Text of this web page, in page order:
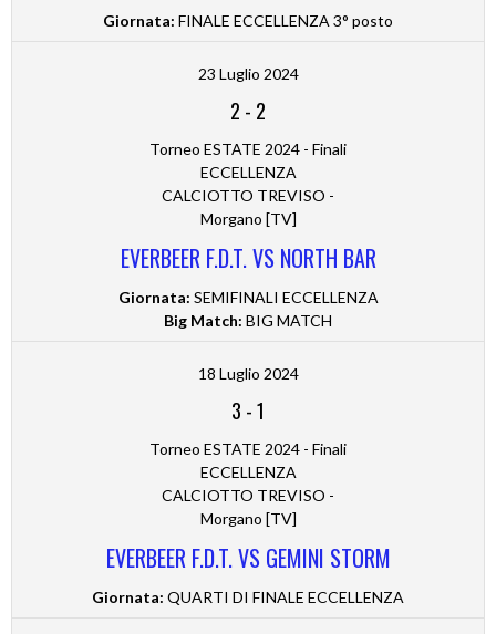
Giornata: FINALE ECCELLENZA 3° posto
23 Luglio 2024
2 - 2
Torneo ESTATE 2024 - Finali
ECCELLENZA
CALCIOTTO TREVISO -
Morgano [TV]
EVERBEER F.D.T. VS NORTH BAR
Giornata: SEMIFINALI ECCELLENZA
Big Match: BIG MATCH
18 Luglio 2024
3 -1
Torneo ESTATE 2024 - Finali
ECCELLENZA
CALCIOTTO TREVISO -
Morgano [TV]
EVERBEER F.D.T. VS GEMINI STORM
Giornata: QUARTI DI FINALE ECCELLENZA